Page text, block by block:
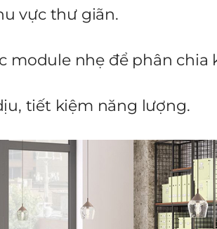
vực thư giãn.
module nhẹ để phân chia
tiết kiệm năng lượng.